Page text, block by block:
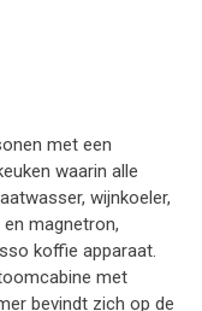
met een
waarin alle
wijnkoeler,
magnetron,
koffie apparaat.
met
bevindt zich op de